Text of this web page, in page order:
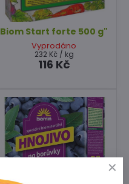
Biom Start forte 500 g"
Vyprodáno
116 Kč
232 Kč / kg